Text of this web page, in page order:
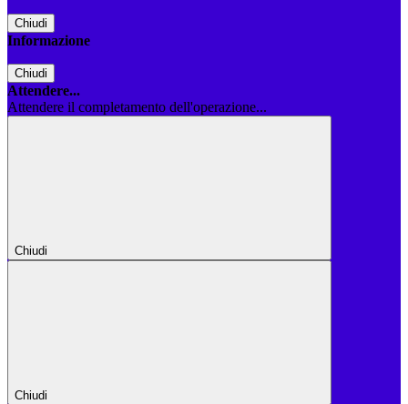
Chiudi
Informazione
Chiudi
Attendere...
Attendere il completamento dell'operazione...
Chiudi
Chiudi